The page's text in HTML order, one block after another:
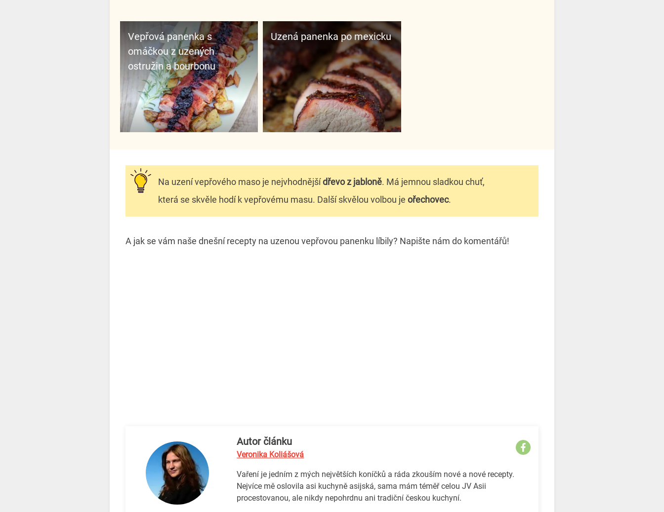
Vepřová panenka s
omáčkou z uzených
ostružin a bourbonu
Uzená panenka po mexicku
Na uzení vepřového maso je nejvhodnějšídřevo z jabloně. Má jemnou sladkou chuť,
která se skvěle hodí k vepřovému masu. Další skvělou volbou je ořechovec.
A jak se vám naše dnešní recepty na uzenou vepřovou panenku líbily? Napište nám do komentářů!
Autor článku
Veronika Koliášová
Vaření je jedním z mých největších koníčků a ráda zkouším nové a nové recepty.
Nejvíce mě oslovila asi kuchyně asijská, sama mám téměř celou JV Asii
procestovanou, ale nikdy nepohrdnu ani tradiční českou kuchyní.